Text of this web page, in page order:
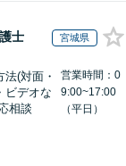
士 宮城県
法(対面・
ビデオな
相談
営業時間：0
9:00~17:00
（平日）